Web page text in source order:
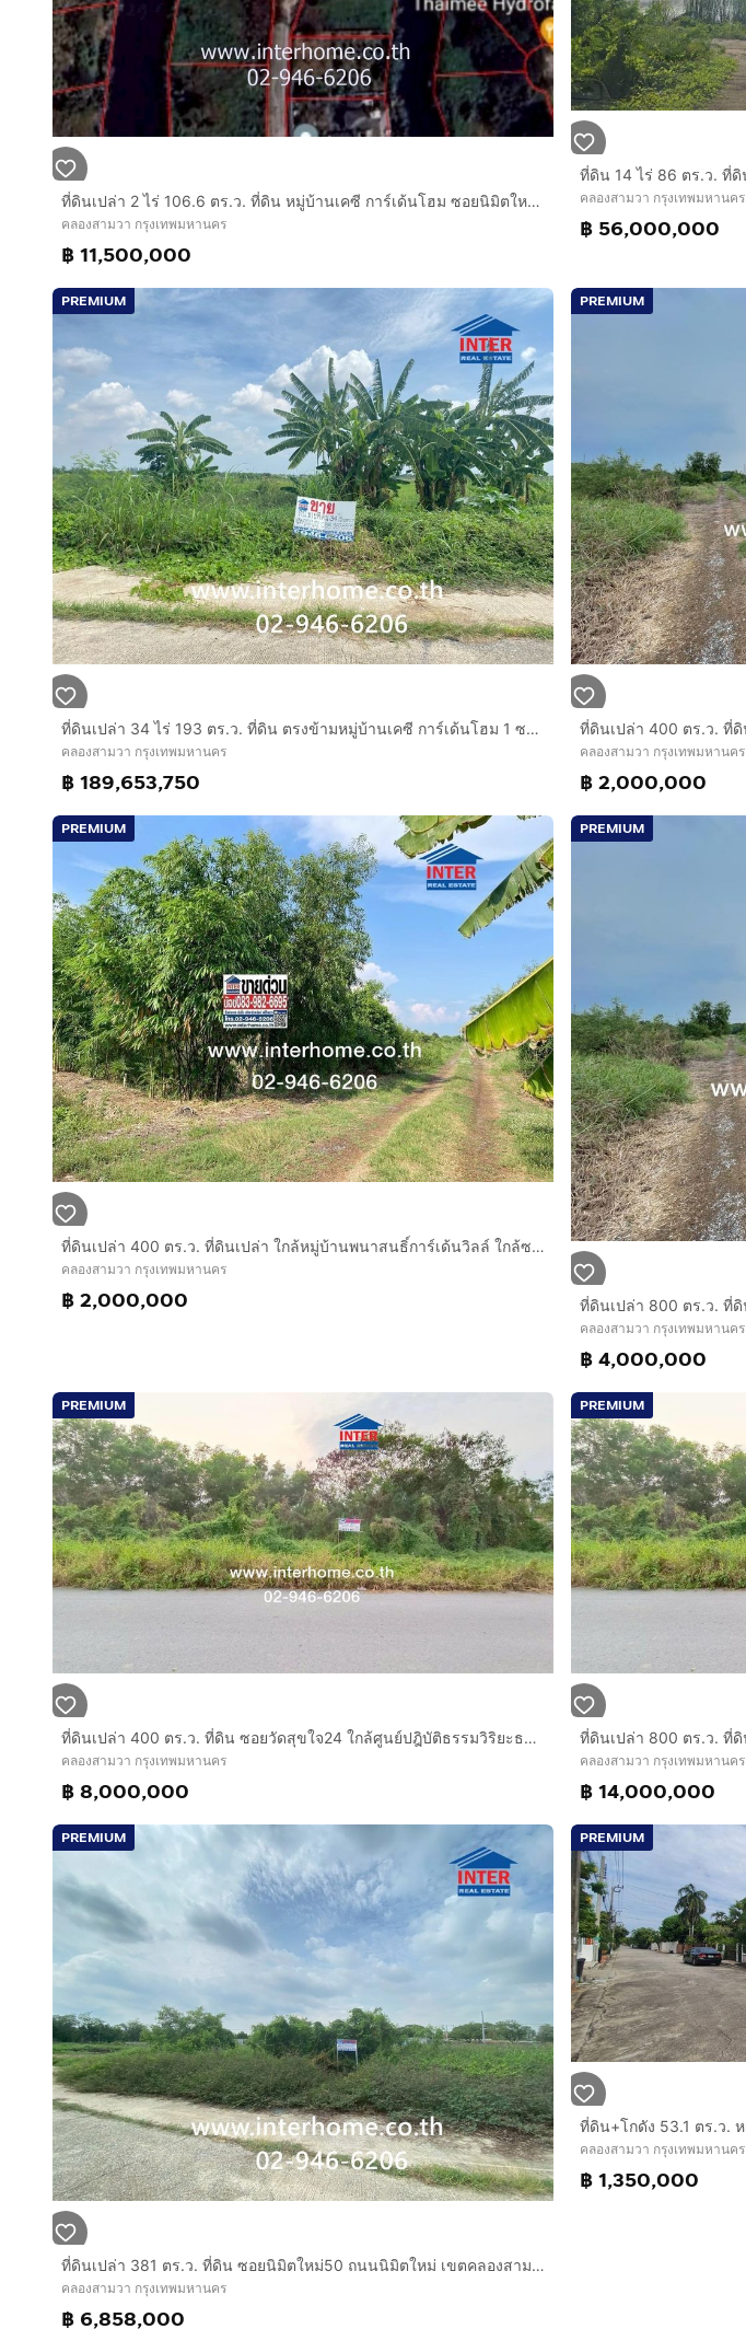
ที่ดินเปล่า 2 ไร่ 106.6 ตร.ว. ที่ดิน หมู่บ้านเคซี การ์เด้นโฮม ซอยนิมิตใหม่40 ถนนสุวินทวงศ์ ถนนนิมิตรใหม่ เขตคลองสามวา กรุงเทพมหานคร
คลองสามวา กรุงเทพมหานคร
฿ 11,500,000
คลองสามวา กรุงเทพมหานคร
฿ 56,000,000
PREMIUM
ที่ดินเปล่า 34 ไร่ 193 ตร.ว. ที่ดิน ตรงข้ามหมู่บ้านเคซี การ์เด้นโฮม 1 ซอยนิมิตใหม่50 ถนนนิมิตใหม่ เขตคลองสามวา กรุงเทพมหานคร
คลองสามวา กรุงเทพมหานคร
฿ 189,653,750
PREMIUM
คลองสามวา กรุงเทพมหานคร
฿ 2,000,000
PREMIUM
ที่ดินเปล่า 400 ตร.ว. ที่ดินเปล่า ใกล้หมู่บ้านพนาสนธิ์การ์เด้นวิลล์ ใกล้ซอยไมตรีจิต9 ถนนนิมิตใหม่ ถนนไมตรีจิต เขตคลองสามวา กรุงเทพมหานคร
คลองสามวา กรุงเทพมหานคร
฿ 2,000,000
PREMIUM
คลองสามวา กรุงเทพมหานคร
฿ 4,000,000
PREMIUM
ที่ดินเปล่า 400 ตร.ว. ที่ดิน ซอยวัดสุขใจ24 ใกล้ศูนย์ปฎิบัติธรรมวิริยะธรรมโม ถนนนิมิตรใหม่ ถนนวัดสุขใจ24 เขตคลองสามวา กรุงเทพมหานคร
คลองสามวา กรุงเทพมหานคร
฿ 8,000,000
PREMIUM
คลองสามวา กรุงเทพมหานคร
฿ 14,000,000
PREMIUM
ที่ดินเปล่า 381 ตร.ว. ที่ดิน ซอยนิมิตใหม่50 ถนนนิมิตใหม่ เขตคลองสามวา กรุงเทพมหานคร
คลองสามวา กรุงเทพมหานคร
฿ 6,858,000
PREMIUM
คลองสามวา กรุงเทพมหานคร
฿ 1,350,000